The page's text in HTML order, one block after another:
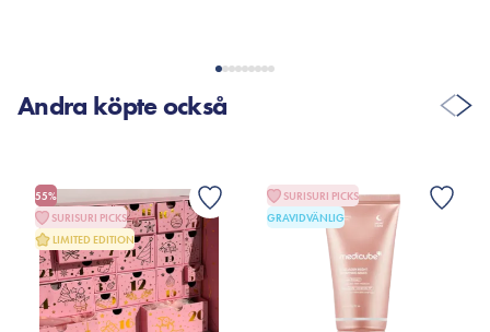
Andra köpte också
55%
SURISURI PICKS
LIMITED EDITION
SURISURI PICKS
GRAVIDVÄNLIG